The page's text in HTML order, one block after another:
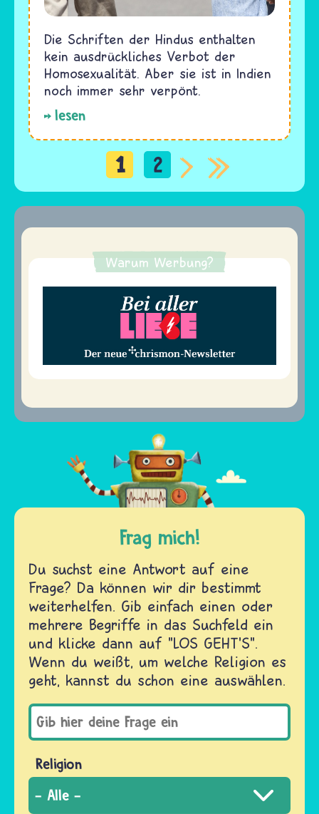
Die Schriften der Hindus enthalten
kein ausdrückliches Verbot der
Homosexualität. Aber sie ist in Indien
noch immer sehr verpönt.
lesen
Seitennummerierung
1 2
Warum Werbung?
Frag mich!
Du suchst eine Antwort auf eine
Frage? Da können wir dir bestimmt
weiterhelfen. Gib einfach einen oder
mehrere Begriffe in das Suchfeld ein
und klicke dann auf "LOS GEHT'S".
Wenn du weißt, um welche Religion es
geht, kannst du schon eine auswählen.
Religion